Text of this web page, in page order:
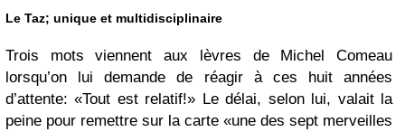
Le Taz; unique et multidisciplinaire
Trois mots viennent aux lèvres de Michel Comeau
lorsqu’on lui demande de réagir à ces huit années
d’attente: «Tout est relatif!» Le délai, selon lui, valait la
peine pour remettre sur la carte «une des sept merveilles